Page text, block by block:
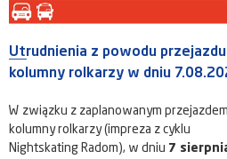
Utrudnienia z powodu przejazdu
kolumny rolkarzy w dniu
W związku z zaplanowanym przejazdem
kolumny rolkarzy (impreza z cyklu
Nightskating Radom), w dniu 7